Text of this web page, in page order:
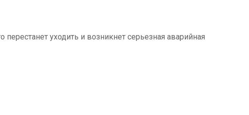
уходить и возникнет серьезная аварийная